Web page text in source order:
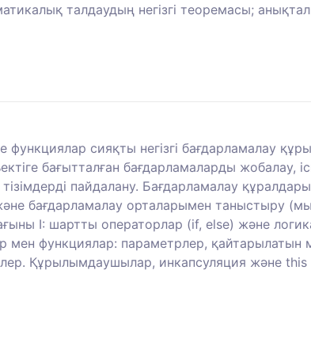
талдаудың негізгі теоремасы;
сияқты негізгі бағдарламалау
бағытталған бағдарламаларды жобалау,
пайдалану. Бағдарламалау
бағдарламалау орталарымен таныстыру
I: шартты операторлар (if, else) және
мен функциялар: параметрлер,
Құрылымдаушылар, инкапсуляция және